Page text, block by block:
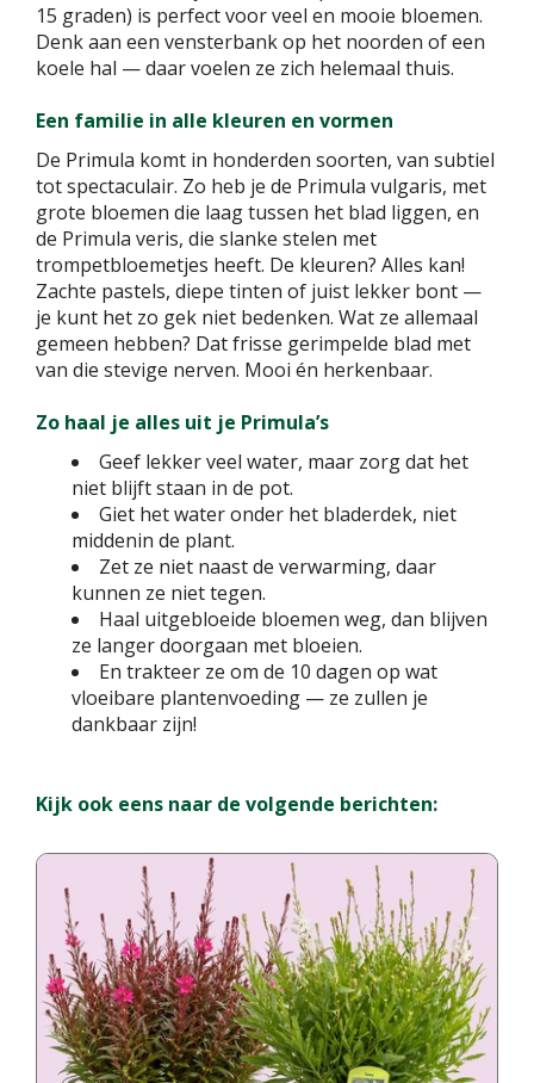
15 graden) is perfect voor veel en mooie bloemen.
Denk aan een vensterbank op het noorden of een
koele hal — daar voelen ze zich helemaal thuis.
Een familie in alle kleuren en vormen
De Primula komt in honderden soorten, van subtiel
tot spectaculair. Zo heb je de Primula vulgaris, met
grote bloemen die laag tussen het blad liggen, en
de Primula veris, die slanke stelen met
trompetbloemetjes heeft. De kleuren? Alles kan!
Zachte pastels, diepe tinten of juist lekker bont —
je kunt het zo gek niet bedenken. Wat ze allemaal
gemeen hebben? Dat frisse gerimpelde blad met
van die stevige nerven. Mooi én herkenbaar.
Zo haal je alles uit je Primula’s
Geef lekker veel water, maar zorg dat het
niet blijft staan in de pot.
Giet het water onder het bladerdek, niet
middenin de plant.
Zet ze niet naast de verwarming, daar
kunnen ze niet tegen.
Haal uitgebloeide bloemen weg, dan blijven
ze langer doorgaan met bloeien.
En trakteer ze om de 10 dagen op wat
vloeibare plantenvoeding — ze zullen je
dankbaar zijn!
Kijk ook eens naar de volgende berichten: